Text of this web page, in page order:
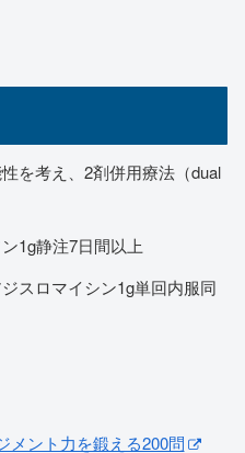
を考え、2剤併用療法（dual
1g静注7日間以上
スロマイシン1g単回内服同
メント力を鍛える200問